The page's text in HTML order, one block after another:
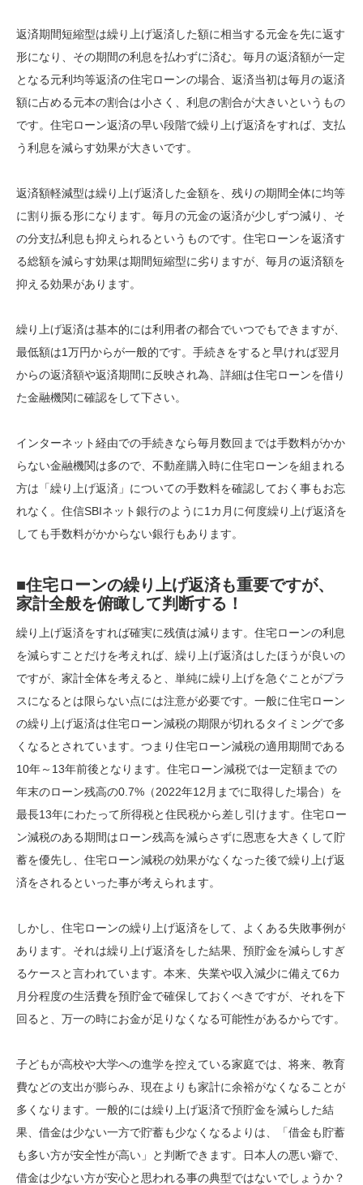
返済期間短縮型は繰り上げ返済した額に相当する元金を先に返す
形になり、その期間の利息を払わずに済む。毎月の返済額が一定
となる元利均等返済の住宅ローンの場合、返済当初は毎月の返済
額に占める元本の割合は小さく、利息の割合が大きいというもの
です。住宅ローン返済の早い段階で繰り上げ返済をすれば、支払
う利息を減らす効果が大きいです。
返済額軽減型は繰り上げ返済した金額を、残りの期間全体に均等
に割り振る形になります。毎月の元金の返済が少しずつ減り、そ
の分支払利息も抑えられるというものです。住宅ローンを返済す
る総額を減らす効果は期間短縮型に劣りますが、毎月の返済額を
抑える効果があります。
繰り上げ返済は基本的には利用者の都合でいつでもできますが、
最低額は1万円からが一般的です。手続きをすると早ければ翌月
からの返済額や返済期間に反映され為、詳細は住宅ローンを借り
た金融機関に確認をして下さい。
インターネット経由での手続きなら毎月数回までは手数料がかか
らない金融機関は多ので、不動産購入時に住宅ローンを組まれる
方は「繰り上げ返済」についての手数料を確認しておく事もお忘
れなく。住信SBIネット銀行のように1カ月に何度繰り上げ返済を
しても手数料がかからない銀行もあります。
■住宅ローンの繰り上げ返済も重要ですが、
家計全般を俯瞰して判断する！
繰り上げ返済をすれば確実に残債は減ります。住宅ローンの利息
を減らすことだけを考えれば、繰り上げ返済はしたほうが良いの
ですが、家計全体を考えると、単純に繰り上げを急ぐことがプラ
スになるとは限らない点には注意が必要です。一般に住宅ローン
の繰り上げ返済は住宅ローン減税の期限が切れるタイミングで多
くなるとされています。つまり住宅ローン減税の適用期間である
10年～13年前後となります。住宅ローン減税では一定額までの
年末のローン残高の0.7%（2022年12月までに取得した場合）を
最長13年にわたって所得税と住民税から差し引けます。住宅ロー
ン減税のある期間はローン残高を減らさずに恩恵を大きくして貯
蓄を優先し、住宅ローン減税の効果がなくなった後で繰り上げ返
済をされるといった事が考えられます。
しかし、住宅ローンの繰り上げ返済をして、よくある失敗事例が
あります。それは繰り上げ返済をした結果、預貯金を減らしすぎ
るケースと言われています。本来、失業や収入減少に備えて6カ
月分程度の生活費を預貯金で確保しておくべきですが、それを下
回ると、万一の時にお金が足りなくなる可能性があるからです。
子どもが高校や大学への進学を控えている家庭では、将来、教育
費などの支出が膨らみ、現在よりも家計に余裕がなくなることが
多くなります。一般的には繰り上げ返済で預貯金を減らした結
果、借金は少ない一方で貯蓄も少なくなるよりは、「借金も貯蓄
も多い方が安全性が高い」と判断できます。日本人の悪い癖で、
借金は少ない方が安心と思われる事の典型ではないでしょうか？